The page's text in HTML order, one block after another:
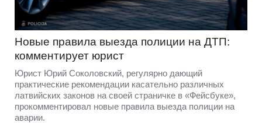
Новые правила выезда полиции на ДТП:
комментирует юрист
Юрист Юрий Соколовский, регулярно дающий
практические рекомендации касательно различных
латвийских законов на своей страничке в «Фейсбуке»,
прокомментировал новые правила выезда полиции на
аварии.